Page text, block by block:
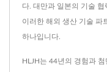
다. 대만과 일본의 기술 협
이러한 해외 생산 기술 파
하나입니다.
HLJH는 44년의 경험과